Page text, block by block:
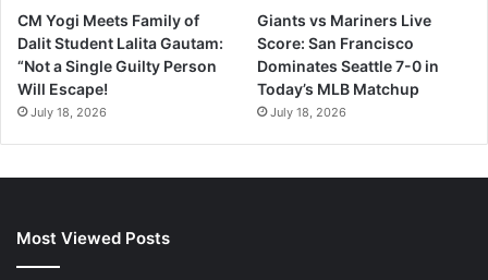
CM Yogi Meets Family of
Dalit Student Lalita Gautam:
“Not a Single Guilty Person
Will Escape!
July 18, 2026
Giants vs Mariners Live
Score: San Francisco
Dominates Seattle 7-0 in
Today’s MLB Matchup
July 18, 2026
Most Viewed Posts